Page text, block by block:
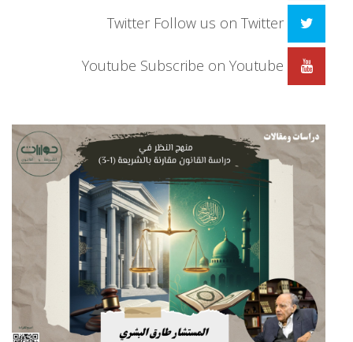
Twitter Follow us on Twitter
Youtube Subscribe on Youtube